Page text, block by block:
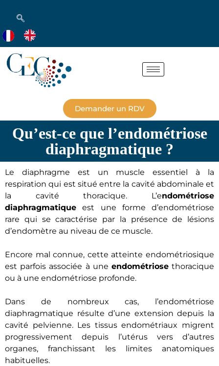
Demander un RDV
Qu’est-ce que l’endométriose
diaphragmatique ?
Le diaphragme est un muscle essentiel à la
respiration qui est situé entre la cavité abdominale et
la cavité thoracique. L’endométriose
diaphragmatique est une forme d’endométriose
rare qui se caractérise par la présence de lésions
d’endomètre au niveau de ce muscle.
Encore mal connue, cette atteinte endométriosique
est parfois associée à une endométriosethoracique
ou à une endométriose profonde.
Dans de nombreux cas, l’endométriose
diaphragmatique résulte d’une extension depuis la
cavité pelvienne. Les tissus endométriaux migrent
progressivement depuis l’utérus vers d’autres
organes, franchissant les limites anatomiques
habituelles.